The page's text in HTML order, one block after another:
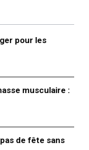
pour les
musculaire :
de fête sans